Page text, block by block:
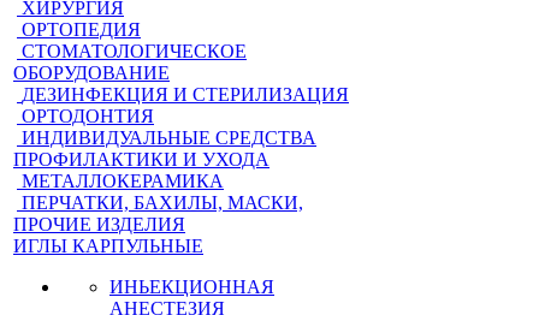
ХИРУРГИЯ
ОРТОПЕДИЯ
СТОМАТОЛОГИЧЕСКОЕ
ОБОРУДОВАНИЕ
ДЕЗИНФЕКЦИЯ И СТЕРИЛИЗАЦИЯ
ОРТОДОНТИЯ
ИНДИВИДУАЛЬНЫЕ СРЕДСТВА
ПРОФИЛАКТИКИ И УХОДА
МЕТАЛЛОКЕРАМИКА
ПЕРЧАТКИ, БАХИЛЫ, МАСКИ,
ПРОЧИЕ ИЗДЕЛИЯ
ИГЛЫ КАРПУЛЬНЫЕ
ИНЬЕКЦИОННАЯ
АНЕСТЕЗИЯ